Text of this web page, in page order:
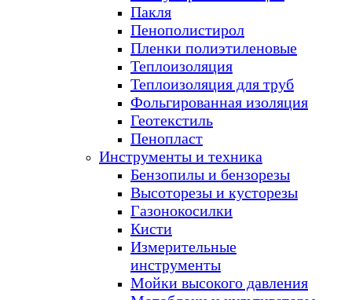
Пакля
Пенополистирол
Пленки полиэтиленовые
Теплоизоляция
Теплоизоляция для труб
Фольгированная изоляция
Геотекстиль
Пенопласт
Инструменты и техника
Бензопилы и бензорезы
Высоторезы и кусторезы
Газонокосилки
Кисти
Измерительные
инструменты
Мойки высокого давления